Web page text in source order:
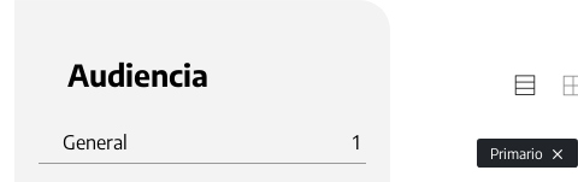
Audiencia
General 1 Primario